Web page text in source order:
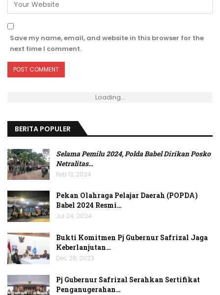
Save my name, email, and website in this browser for the
next time I comment.
Loading...
BERITA POPULER
Selama Pemilu 2024, Polda Babel Dirikan Posko
Netralitas…
Feb 13, 2024
Pekan Olahraga Pelajar Daerah (POPDA)
Babel 2024 Resmi…
Jul 24, 2024
Bukti Komitmen Pj Gubernur Safrizal Jaga
Keberlanjutan…
Dec 28, 2023
Pj Gubernur Safrizal Serahkan Sertifikat
Penganugerahan…